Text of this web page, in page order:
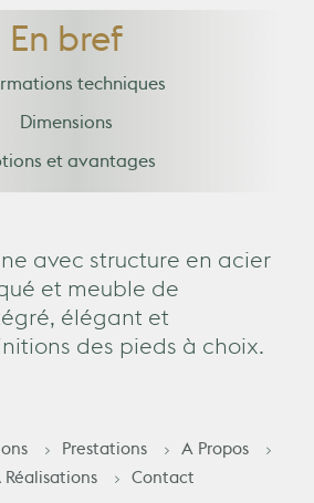
En bref
techniques
Dimensions
et avantages
avec structure en acier
et meuble de
élégant et
des pieds à choix.
Prestations
A Propos
Contact